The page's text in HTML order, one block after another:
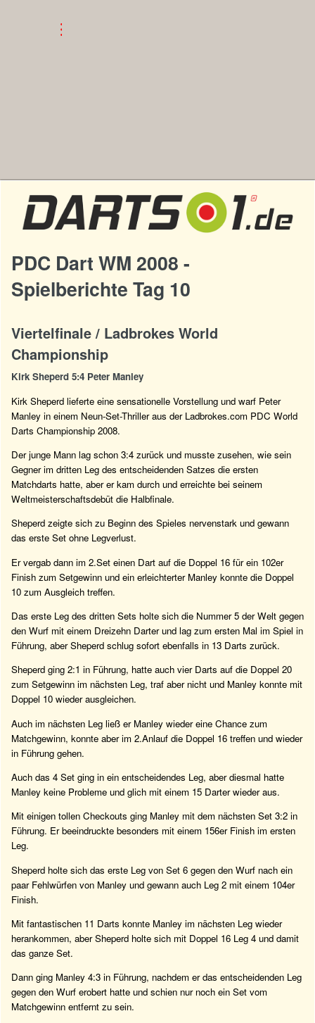
PDC Dart WM 2008 -
Spielberichte Tag 10
Viertelfinale / Ladbrokes World
Championship
Kirk Sheperd 5:4 Peter Manley
Kirk Sheperd lieferte eine sensationelle Vorstellung und warf Peter
Manley in einem Neun-Set-Thriller aus der Ladbrokes.com PDC World
Darts Championship 2008.
Der junge Mann lag schon 3:4 zurück und musste zusehen, wie sein
Gegner im dritten Leg des entscheidenden Satzes die ersten
Matchdarts hatte, aber er kam durch und erreichte bei seinem
Weltmeisterschaftsdebüt die Halbfinale.
Sheperd zeigte sich zu Beginn des Spieles nervenstark und gewann
das erste Set ohne Legverlust.
Er vergab dann im 2.Set einen Dart auf die Doppel 16 für ein 102er
Finish zum Setgewinn und ein erleichterter Manley konnte die Doppel
10 zum Ausgleich treffen.
Das erste Leg des dritten Sets holte sich die Nummer 5 der Welt gegen
den Wurf mit einem Dreizehn Darter und lag zum ersten Mal im Spiel in
Führung, aber Sheperd schlug sofort ebenfalls in 13 Darts zurück.
Sheperd ging 2:1 in Führung, hatte auch vier Darts auf die Doppel 20
zum Setgewinn im nächsten Leg, traf aber nicht und Manley konnte mit
Doppel 10 wieder ausgleichen.
Auch im nächsten Leg ließ er Manley wieder eine Chance zum
Matchgewinn, konnte aber im 2.Anlauf die Doppel 16 treffen und wieder
in Führung gehen.
Auch das 4 Set ging in ein entscheidendes Leg, aber diesmal hatte
Manley keine Probleme und glich mit einem 15 Darter wieder aus.
Mit einigen tollen Checkouts ging Manley mit dem nächsten Set 3:2 in
Führung. Er beeindruckte besonders mit einem 156er Finish im ersten
Leg.
Sheperd holte sich das erste Leg von Set 6 gegen den Wurf nach ein
paar Fehlwürfen von Manley und gewann auch Leg 2 mit einem 104er
Finish.
Mit fantastischen 11 Darts konnte Manley im nächsten Leg wieder
herankommen, aber Sheperd holte sich mit Doppel 16 Leg 4 und damit
das ganze Set.
Dann ging Manley 4:3 in Führung, nachdem er das entscheidenden Leg
gegen den Wurf erobert hatte und schien nur noch ein Set vom
Matchgewinn entfernt zu sein.